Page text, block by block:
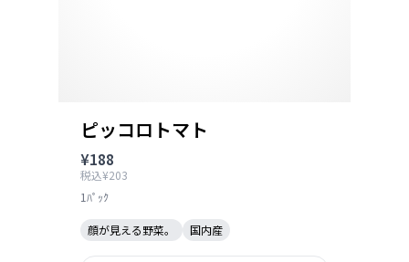
ピッコロトマト
¥188
税込¥203
1ﾊﾟｯｸ
顔が見える野菜。 国内産